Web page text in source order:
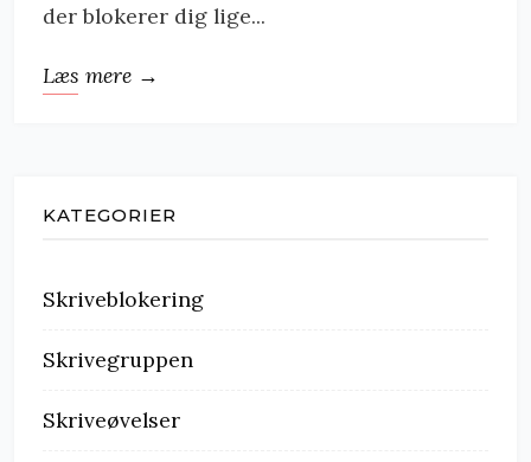
der blokerer dig lige...
Læs mere →
KATEGORIER
Skriveblokering
Skrivegruppen
Skriveøvelser